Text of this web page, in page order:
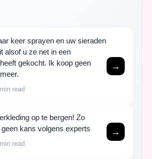
keer sprayen en uw sieraden
alsof u ze net in een
gekocht. Ik koop geen
read
→
op te bergen! Zo
kans volgens experts
read
→